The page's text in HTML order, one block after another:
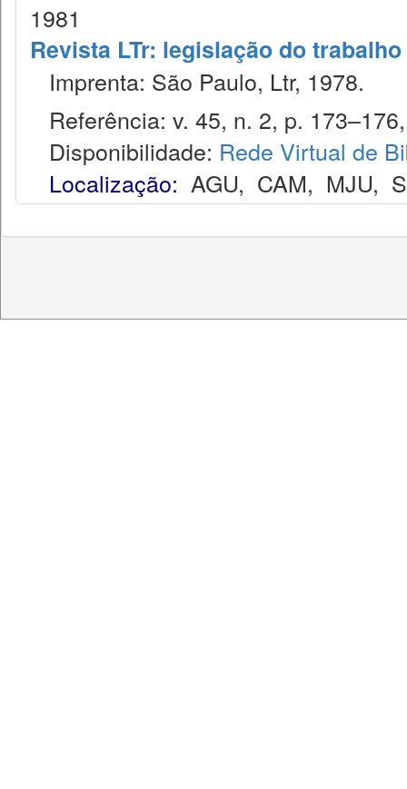
1981
Revista LTr: legislação do trabalho
Imprenta: São Paulo, Ltr, 1978.
Referência: v. 45, n. 2, p.
Disponibilidade: Rede Virtual de
Localização: AGU, CAM, MJU,